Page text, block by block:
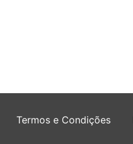
Termos e Condições